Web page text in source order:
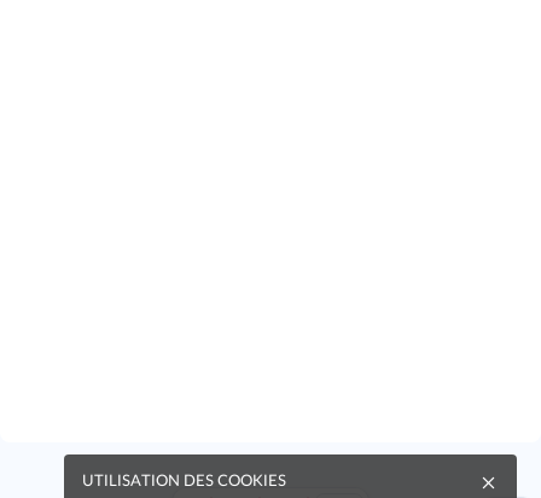
UTILISATION DES COOKIES